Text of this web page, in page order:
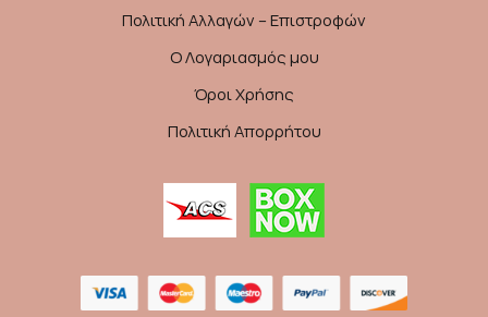
Πολιτική Αλλαγών – Επιστροφών
Ο Λογαριασμός μου
Όροι Χρήσης
Πολιτική Απορρήτου